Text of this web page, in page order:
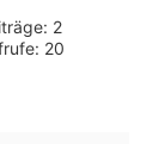
2
20